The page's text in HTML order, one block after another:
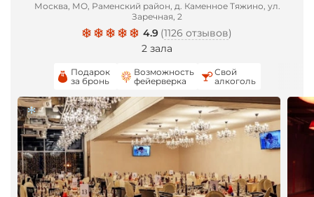
Москва, МО, Раменский район, д. Каменное Тяжино, ул.
Заречная, 2
4.9 (1126 отзывов)
2 зала
Подарок
за бронь
Возможность
фейерверка
Свой
алкоголь